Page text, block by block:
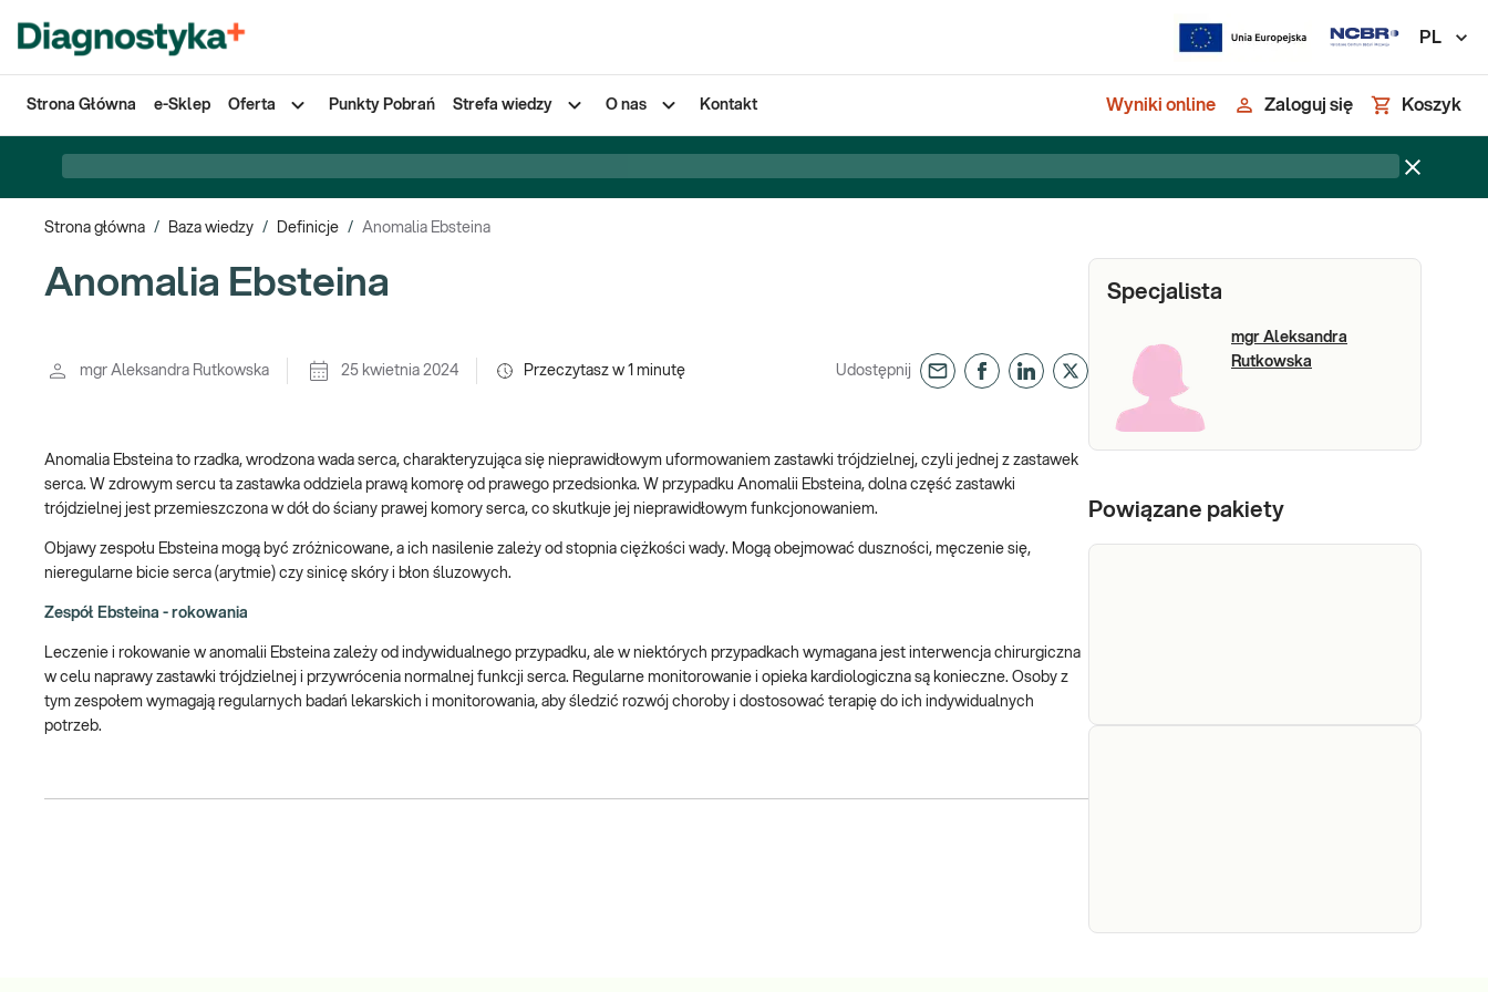
PL
Strona Główna e-Sklep Oferta Punkty Pobrań Strefa wiedzy O nas Kontakt Wyniki online Zaloguj się Koszyk
Strona główna / Baza wiedzy / Definicje / Anomalia Ebsteina
Anomalia Ebsteina
mgr Aleksandra Rutkowska 25 kwietnia 2024 Przeczytasz w 1 minutę Udostępnij
Anomalia Ebsteina to rzadka, wrodzona wada serca, charakteryzująca się nieprawidłowym uformowaniem zastawki trójdzielnej, czyli jednej z zastawek
serca. W zdrowym sercu ta zastawka oddziela prawą komorę od prawego przedsionka. W przypadku Anomalii Ebsteina, dolna część zastawki
trójdzielnej jest przemieszczona w dół do ściany prawej komory serca, co skutkuje jej nieprawidłowym funkcjonowaniem.
Objawy zespołu Ebsteina mogą być zróżnicowane, a ich nasilenie zależy od stopnia ciężkości wady. Mogą obejmować duszności, męczenie się,
nieregularne bicie serca (arytmie) czy sinicę skóry i błon śluzowych.
Zespół Ebsteina - rokowania
Leczenie i rokowanie w anomalii Ebsteina zależy od indywidualnego przypadku, ale w niektórych przypadkach wymagana jest interwencja chirurgiczna
w celu naprawy zastawki trójdzielnej i przywrócenia normalnej funkcji serca. Regularne monitorowanie i opieka kardiologiczna są konieczne. Osoby z
tym zespołem wymagają regularnych badań lekarskich i monitorowania, aby śledzić rozwój choroby i dostosować terapię do ich indywidualnych
potrzeb.
Specjalista
mgr Aleksandra
Rutkowska
Powiązane pakiety